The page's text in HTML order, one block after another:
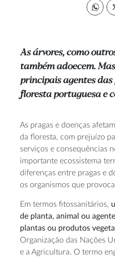
As árvores, como
também adoecem.
principais agentes das
floresta portuguesa e
As pragas e doenças
da floresta, com prejuízo
serviços e consequências
importante ecossistema
diferenças entre pragas e
os organismos que
Em termos fitossanitários,
de planta, animal ou
plantas ou produtos
Organização das Nações
e a Agricultura. O termo